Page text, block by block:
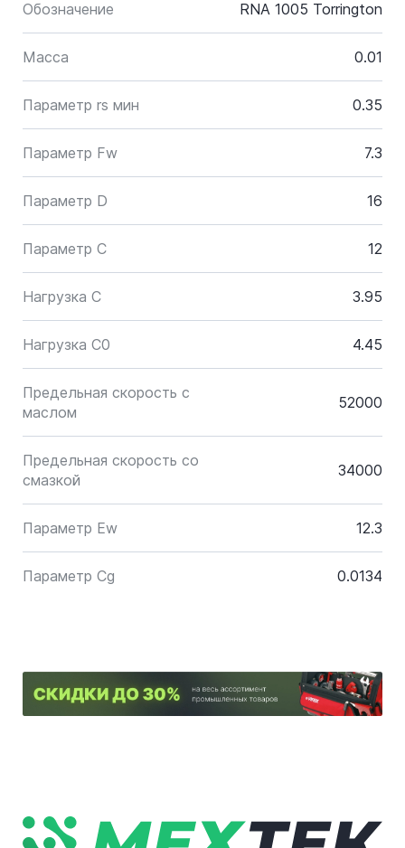
Обозначение RNA 1005 Torrington
Масса 0.01
Параметр rs мин 0.35
Параметр Fw 7.3
Параметр D 16
Параметр C 12
Нагрузка C 3.95
Нагрузка C0 4.45
Предельная скорость с
маслом
52000
Предельная скорость со
смазкой
34000
Параметр Ew 12.3
Параметр Cg 0.0134